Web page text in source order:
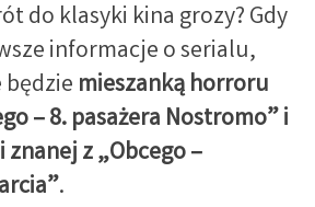
do klasyki kina grozy? Gdy
informacje o serialu,
mieszanką horroru
– 8. pasażera Nostromo” i
z „Obcego –
.